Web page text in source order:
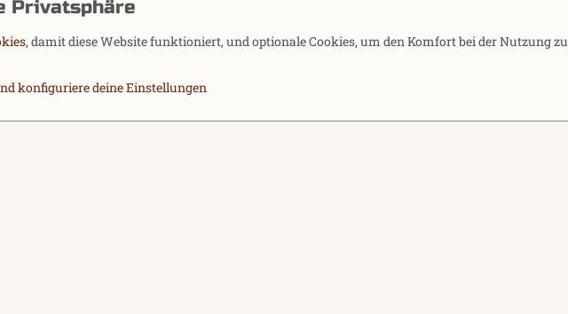
Privatsphäre
, damit diese Website funktioniert, und optionale Cookies, um den Komfort bei der Nutzung zu
konfiguriere deine Einstellungen